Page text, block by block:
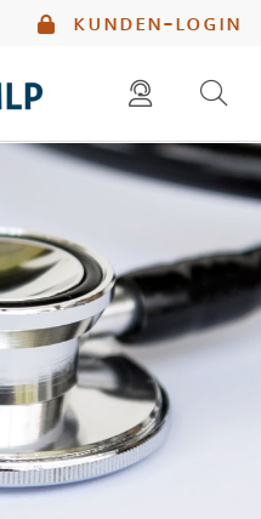
kunden-login
diese website durchsuchen